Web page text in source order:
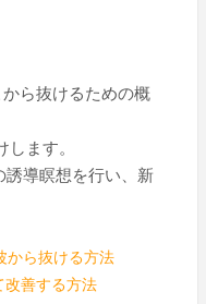
ら抜けるための概
します。
導瞑想を行い、新
から抜ける方法
善する方法